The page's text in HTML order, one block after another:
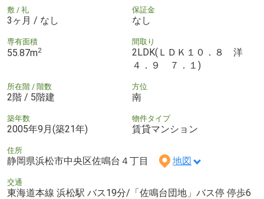
敷 / 礼
3ヶ月 / なし
保証金
なし
専有面積
55.87m2
間取り
2LDK(ＬＤＫ１０．８ 洋
４．９ ７．１)
所在階 / 階数
2階 / 5階建
方位
南
築年数
2005年9月(築21年)
物件タイプ
賃貸マンション
住所
静岡県浜松市中央区佐鳴台４丁目 地図
交通
東海道本線 浜松駅 バス19分/「佐鳴台団地」バス停 停歩6